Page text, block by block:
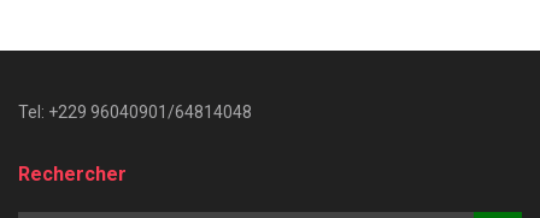
Tel: +229 96040901/64814048
Rechercher